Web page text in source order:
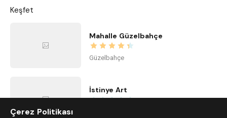
Keşfet
Mahalle Güzelbahçe
Güzelbahçe
İstinye Art
Çerez Politikası